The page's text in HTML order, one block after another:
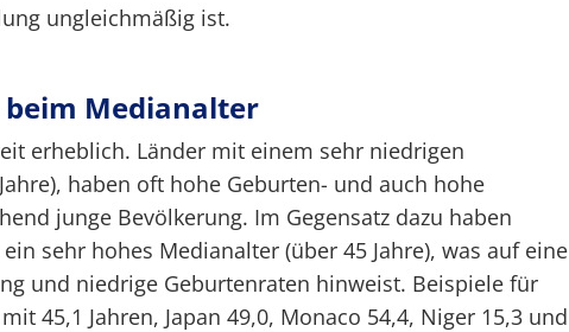
ungleichmäßig ist.
beim Medianalter
erheblich. Länder mit einem sehr niedrigen
haben oft hohe Geburten- und auch hohe
junge Bevölkerung. Im Gegensatz dazu haben
sehr hohes Medianalter (über 45 Jahre), was auf eine
und niedrige Geburtenraten hinweist. Beispiele für
45,1 Jahren, Japan 49,0, Monaco 54,4, Niger 15,3 und